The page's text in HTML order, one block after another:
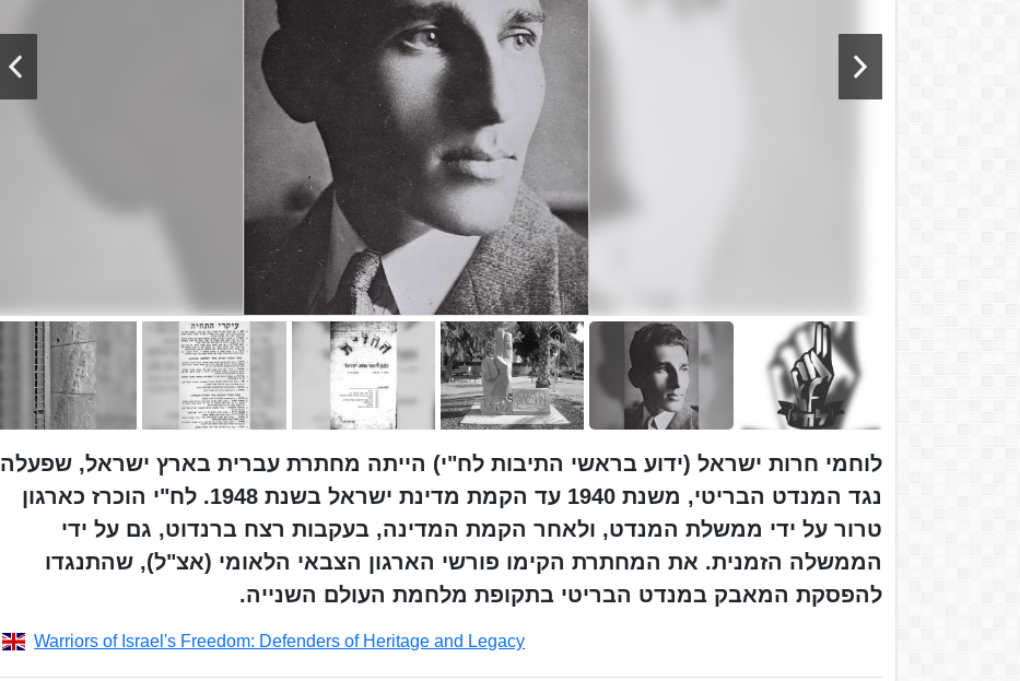
לוחמי חרות ישראל (ידוע בראשי התיבות לח"י) הייתה מחתרת עברית בארץ ישראל, שפעלה
נגד המנדט הבריטי, משנת 1940 עד הקמת מדינת ישראל בשנת 1948. לח"י הוכרז כארגון
טרור על ידי ממשלת המנדט, ולאחר הקמת המדינה, בעקבות רצח ברנדוט, גם על ידי
הממשלה הזמנית. את המחתרת הקימו פורשי הארגון הצבאי הלאומי (אצ"ל), שהתנגדו
להפסקת המאבק במנדט הבריטי בתקופת מלחמת העולם השנייה.
Warriors of Israel's Freedom: Defenders of Heritage and Legacy